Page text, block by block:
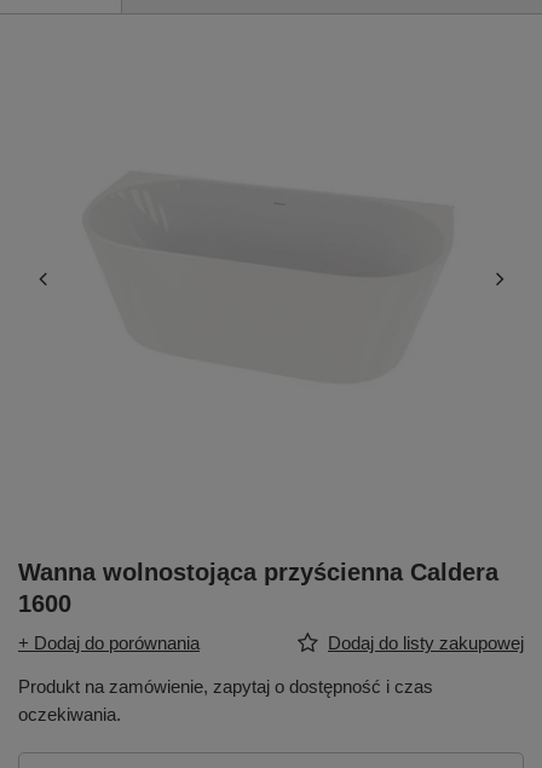
Wanna wolnostojąca przyścienna Caldera
1600
+ Dodaj do porównania Dodaj do listy zakupowej
Produkt na zamówienie, zapytaj o dostępność i czas
oczekiwania.